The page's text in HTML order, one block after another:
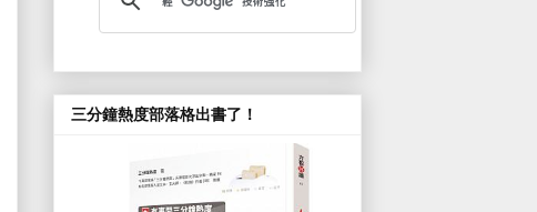
三分鐘熱度部落格出書了！